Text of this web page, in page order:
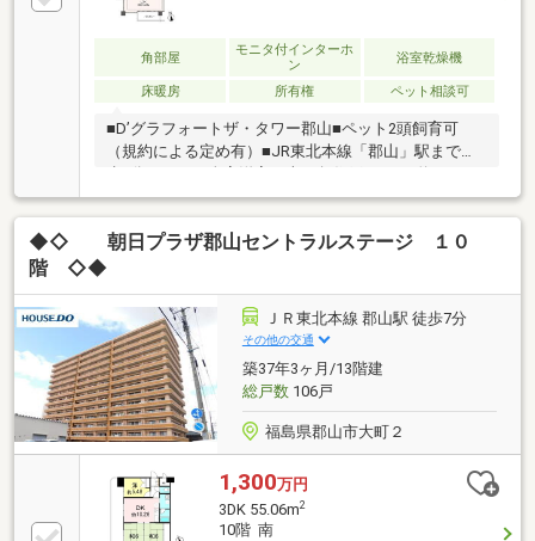
角部屋
モニタ付インターホ
ン
浴室乾燥機
床暖房 所有権 ペット相談可
■D’グラフォートザ・タワー郡山■ペット2頭飼育可
（規約による定め有）■JR東北本線「郡山」駅まで徒
帖）床暖房■免震構造～～ライフインフォメーション
～～郡山市立金透小学校・・・・・・約1090ｍ郡山市
立郡山第二中学校・・約1770ｍビッグア
ピボット・・・・・約540ｍ《お詫びと訂正》２０２
６年３月２５日までに公開していたホームページにお
いて、間取図ならびに間取を３ＬＤＫとして表示して
いましたが、２ＬＤＫの誤りでした。お詫びと共に訂
正いたします。
◆◇ 朝日プラザ郡山セントラルステージ １０
階 ◇◆
ＪＲ東北本線 郡山駅 徒歩7分
その他の交通
築37年3ヶ月/13階建
総戸数106戸
福島県郡山市大町２
1,300万円
3DK 55.06m2
10階 南